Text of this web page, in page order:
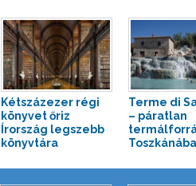
Kétszázezer régi
könyvet őriz
Írország legszebb
könyvtára
Terme di
– páratlan